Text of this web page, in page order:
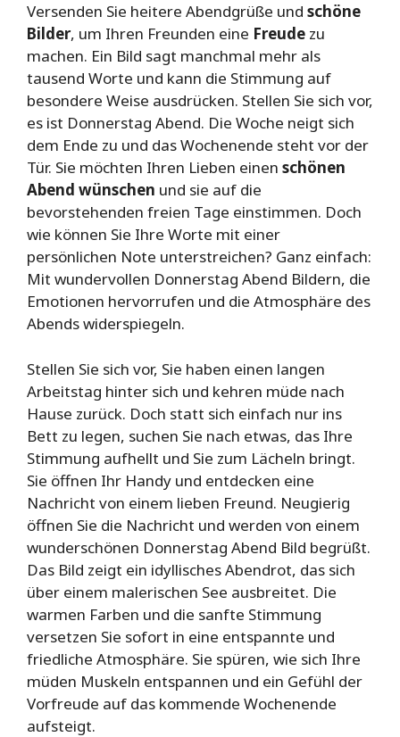
Versenden Sie heitere Abendgrüße und schöne
Bilder, um Ihren Freunden eine Freude zu
machen. Ein Bild sagt manchmal mehr als
tausend Worte und kann die Stimmung auf
besondere Weise ausdrücken. Stellen Sie sich vor,
es ist Donnerstag Abend. Die Woche neigt sich
dem Ende zu und das Wochenende steht vor der
Tür. Sie möchten Ihren Lieben einen schönen
Abend wünschen und sie auf die
bevorstehenden freien Tage einstimmen. Doch
wie können Sie Ihre Worte mit einer
persönlichen Note unterstreichen? Ganz einfach:
Mit wundervollen Donnerstag Abend Bildern, die
Emotionen hervorrufen und die Atmosphäre des
Abends widerspiegeln.
Stellen Sie sich vor, Sie haben einen langen
Arbeitstag hinter sich und kehren müde nach
Hause zurück. Doch statt sich einfach nur ins
Bett zu legen, suchen Sie nach etwas, das Ihre
Stimmung aufhellt und Sie zum Lächeln bringt.
Sie öffnen Ihr Handy und entdecken eine
Nachricht von einem lieben Freund. Neugierig
öffnen Sie die Nachricht und werden von einem
wunderschönen Donnerstag Abend Bild begrüßt.
Das Bild zeigt ein idyllisches Abendrot, das sich
über einem malerischen See ausbreitet. Die
warmen Farben und die sanfte Stimmung
versetzen Sie sofort in eine entspannte und
friedliche Atmosphäre. Sie spüren, wie sich Ihre
müden Muskeln entspannen und ein Gefühl der
Vorfreude auf das kommende Wochenende
aufsteigt.